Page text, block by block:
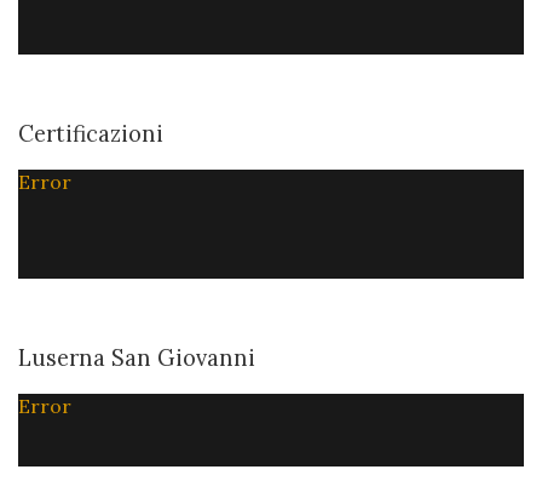
Certificazioni
Error
Luserna San Giovanni
Error